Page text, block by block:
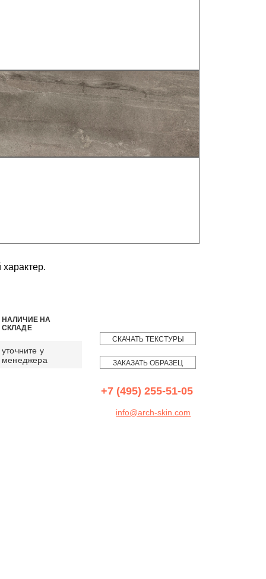
НАЛИЧИЕ НА
СКЛАДЕ
уточните у
менеджера
СКАЧАТЬ ТЕКСТУРЫ
ЗАКАЗАТЬ ОБРАЗЕЦ
+7 (495) 255-51-05
info@arch-skin.com